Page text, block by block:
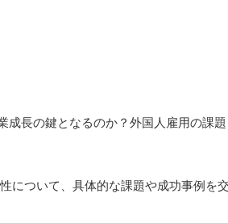
長の鍵となるのか？外国人雇用の課題
について、具体的な課題や成功事例を